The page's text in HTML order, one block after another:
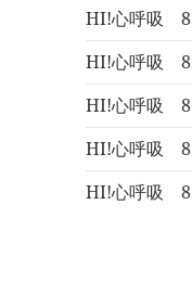
HI!心呼吸 8
HI!心呼吸 8
HI!心呼吸 8
HI!心呼吸 8
HI!心呼吸 8